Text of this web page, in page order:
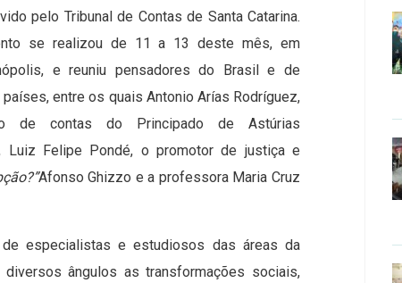
pelo Tribunal de Contas de Santa Catarina.
se realizou de 11 a 13 deste mês, em
e reuniu pensadores do Brasil e de
entre os quais Antonio Arías Rodríguez,
de contas do Principado de Astúrias
Luiz Felipe Pondé, o promotor de justiça e
Afonso Ghizzo e a professora Maria Cruz
especialistas e estudiosos das áreas da
ângulos as transformações sociais,